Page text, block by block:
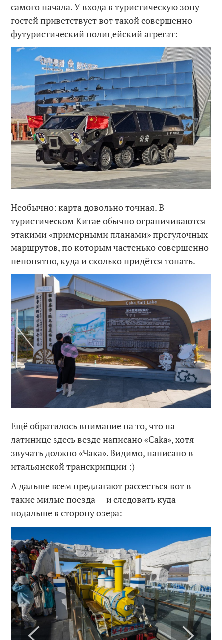
самого начала. У входа в туристическую зону
гостей приветствует вот такой совершенно
футуристический полицейский агрегат:
Необычно: карта довольно точная. В
туристическом Китае обычно ограничиваются
этакими «примерными планами» прогулочных
маршрутов, по которым частенько совершенно
непонятно, куда и сколько придётся топать.
Ещё обратилось внимание на то, что на
латинице здесь везде написано «Caka», хотя
звучать должно «Чака». Видимо, написано в
итальянской транскрипции :)
А дальше всем предлагают рассесться вот в
такие милые поезда — и следовать куда
подальше в сторону озера: